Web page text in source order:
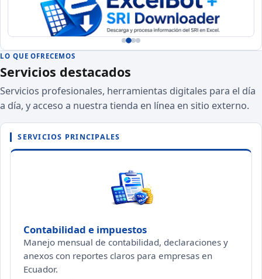
Descargue y procese información del SRI en Excel con menos
LO QUE OFRECEMOS
Servicios destacados
Servicios profesionales, herramientas digitales para el día
a día, y acceso a nuestra tienda en línea en sitio externo.
SERVICIOS PRINCIPALES
Contabilidad e impuestos
Manejo mensual de contabilidad, declaraciones y
anexos con reportes claros para empresas en
Ecuador.